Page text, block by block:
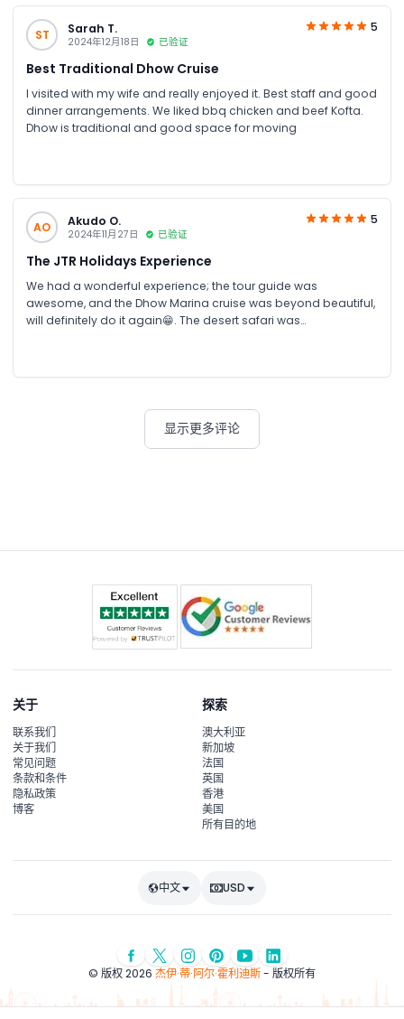
ST Sarah T.
2024年12月18日 已验证
5
Best Traditional Dhow Cruise
I visited with my wife and really enjoyed it. Best staff and good
dinner arrangements. We liked bbq chicken and beef Kofta.
Dhow is traditional and good space for moving
AO Akudo O.
2024年11月27日 已验证
5
The JTR Holidays Experience
We had a wonderful experience; the tour guide was
awesome, and the Dhow Marina cruise was beyond beautiful,
will definitely do it again😁. The desert safari was
显示更多评论
关于
联系我们
关于我们
常见问题
条款和条件
隐私政策
博客
探索
澳大利亚
新加坡
法国
英国
香港
美国
所有目的地
中文 USD
© 版权 2026 杰伊·蒂·阿尔·霍利迪斯- 版权所有